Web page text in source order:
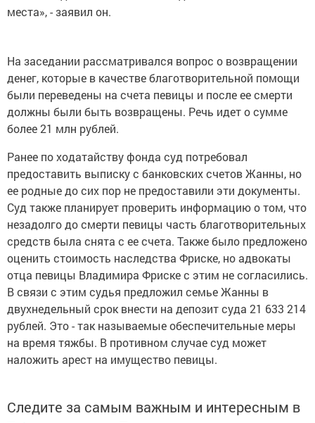
места», - заявил он.
На заседании рассматривался вопрос о возвращении
денег, которые в качестве благотворительной помощи
были переведены на счета певицы и после ее смерти
должны были быть возвращены. Речь идет о сумме
более 21 млн рублей.
Ранее по ходатайству фонда суд потребовал
предоставить выписку с банковских счетов Жанны, но
ее родные до сих пор не предоставили эти документы.
Суд также планирует проверить информацию о том, что
незадолго до смерти певицы часть благотворительных
средств была снята с ее счета. Также было предложено
оценить стоимость наследства Фриске, но адвокаты
отца певицы Владимира Фриске с этим не согласились.
В связи с этим судья предложил семье Жанны в
двухнедельный срок внести на депозит суда 21 633 214
рублей. Это - так называемые обеспечительные меры
на время тяжбы. В противном случае суд может
наложить арест на имущество певицы.
Следите за самым важным и интересным в